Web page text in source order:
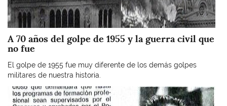
A 70 años del golpe de 1955 y la guerra civil que
no fue
El golpe de 1955 fue muy diferente de los demás golpes
militares de nuestra historia.
Imagen